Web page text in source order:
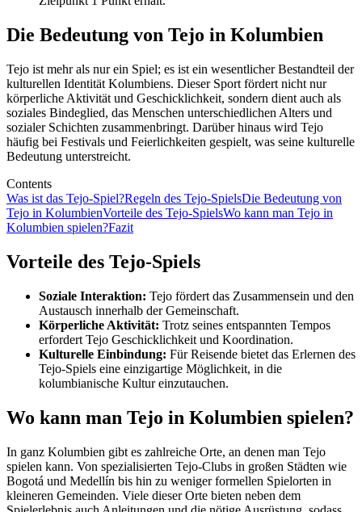
Die Bedeutung von Tejo in Kolumbien
Tejo ist mehr als nur ein Spiel; es ist ein wesentlicher Bestandteil der
kulturellen Identität Kolumbiens. Dieser Sport fördert nicht nur
körperliche Aktivität und Geschicklichkeit, sondern dient auch als
soziales Bindeglied, das Menschen unterschiedlichen Alters und
sozialer Schichten zusammenbringt. Darüber hinaus wird Tejo
häufig bei Festivals und Feierlichkeiten gespielt, was seine kulturelle
Bedeutung unterstreicht.
Contents
Was ist das Tejo-Spiel?Regeln des Tejo-SpielsDie Bedeutung von
Tejo in KolumbienVorteile des Tejo-SpielsWo kann man Tejo in
Kolumbien spielen?Fazit
Vorteile des Tejo-Spiels
Soziale Interaktion: Tejo fördert das Zusammensein und den
Austausch innerhalb der Gemeinschaft.
Körperliche Aktivität: Trotz seines entspannten Tempos
erfordert Tejo Geschicklichkeit und Koordination.
Kulturelle Einbindung: Für Reisende bietet das Erlernen des
Tejo-Spiels eine einzigartige Möglichkeit, in die
kolumbianische Kultur einzutauchen.
Wo kann man Tejo in Kolumbien spielen?
In ganz Kolumbien gibt es zahlreiche Orte, an denen man Tejo
spielen kann. Von spezialisierten Tejo-Clubs in großen Städten wie
Bogotá und Medellín bis hin zu weniger formellen Spielorten in
kleineren Gemeinden. Viele dieser Orte bieten neben dem